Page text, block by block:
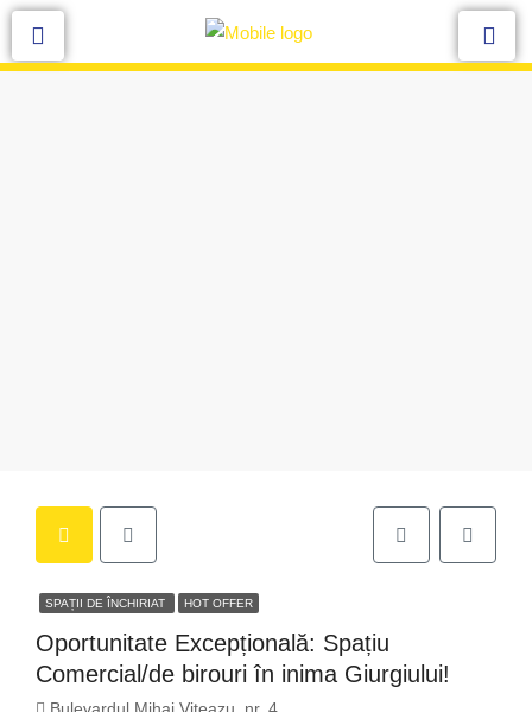
SPAȚII DE ÎNCHIRIAT HOT OFFER
Oportunitate Excepțională: Spațiu
Comercial/de birouri în inima Giurgiului!